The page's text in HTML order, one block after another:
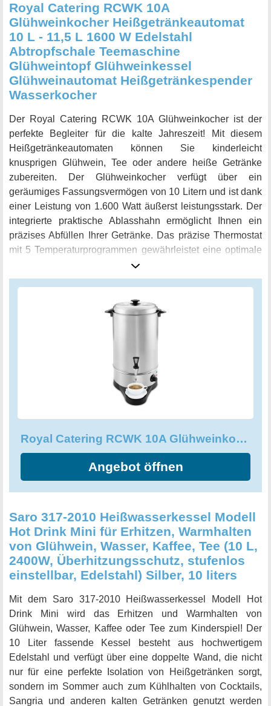
Royal Catering RCWK 10A
Glühweinkocher Heißgetränkeautomat
10 L - 11,5 L 1600 W Edelstahl
Abtropfschale Teemaschine
Glühweintopf Glühweinkessel
Glühweinautomat Heißgetränkespender
Wasserkocher
Der Royal Catering RCWK 10A Glühweinkocher ist der
perfekte Begleiter für die kalte Jahreszeit! Mit diesem
Heißgetränkeautomaten können Sie kinderleicht
knusprigen Glühwein, Tee oder andere heiße Getränke
zubereiten. Der Glühweinkocher verfügt über ein
geräumiges Fassungsvermögen von 10 Litern und ist dank
einer Leistung von 1.600 Watt äußerst leistungsstark. Der
integrierte praktische Ablasshahn ermöglicht Ihnen ein
präzises Abfüllen Ihrer Getränke. Das präzise Thermostat
mit 5 Temperaturprogrammen gewährleistet eine optimale
Temperatur für jedes Heißgetränk und ein sicherer
integrierter Überhitzungsschutz sorgt für die nötige
somit besonders robust und langlebig. Die Abtropfschale
Arbeitsplatte entstehen. Mit diesem
köstliche Getränke zubereiten und Ihre Gäste
beeindrucken. Lassen Sie sich von der Qualität des Royal
Catering RCWK 10A Glühweinkochers überzeugen!
Royal Catering RCWK 10A Glühweinkocher Heißgetränkeautomat 10 L
Angebot öffnen
Saro 317-2010 Heißwasserkessel Modell
Hot Drink Mini für Erhitzen, Warmhalten
von Glühwein, Wasser, Kaffee, Tee (10 L,
2400W, Überhitzungsschutz, stufenlos
einstellbar, Edelstahl) Silber, 10 liters
Mit dem Saro 317-2010 Heißwasserkessel Modell Hot
Drink Mini wird das Erhitzen und Warmhalten von
Glühwein, Wasser, Kaffee oder Tee zum Kinderspiel! Der
10 Liter fassende Kessel besteht aus hochwertigem
Edelstahl und verfügt über eine doppelte Wand, die nicht
nur für eine perfekte Isolation von Heißgetränken sorgt,
sondern im Sommer auch zum Kühlhalten von Cocktails,
Sangria und anderen kalten Getränken genutzt werden